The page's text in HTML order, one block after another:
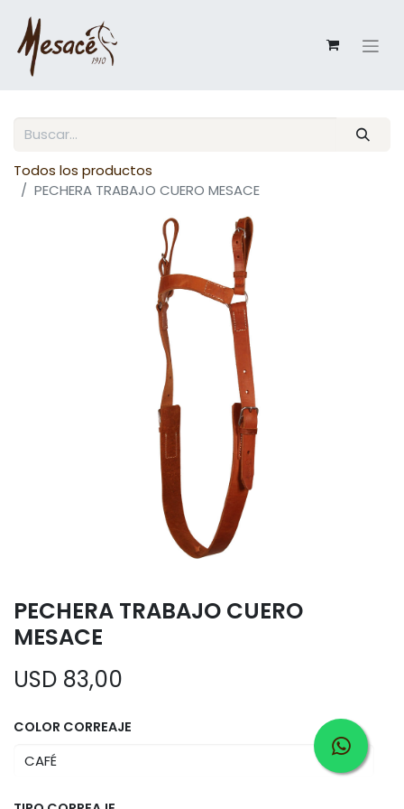
Todos los productos
PECHERA TRABAJO CUERO MESACE
PECHERA TRABAJO CUERO
MESACE
USD 83,00
COLOR CORREAJE